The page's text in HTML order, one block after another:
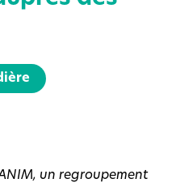
un regroupement